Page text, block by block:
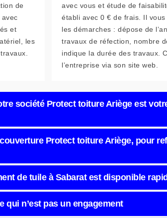
de
et
les
avec vous et étude de
établi avec 0 € de frais. Il
les démarches : dépose de
travaux de réfection, nombre
indique la durée des travaux.
l’entreprise via son site web.
société Protect toiture Ariège est
Protect toiture Ariège, pour
de tuile à Sabarat est disponible
qui n’est pas un engagement